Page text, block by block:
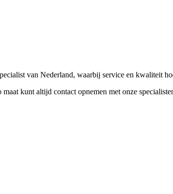
van Nederland, waarbij service en kwaliteit
kunt altijd contact opnemen met onze